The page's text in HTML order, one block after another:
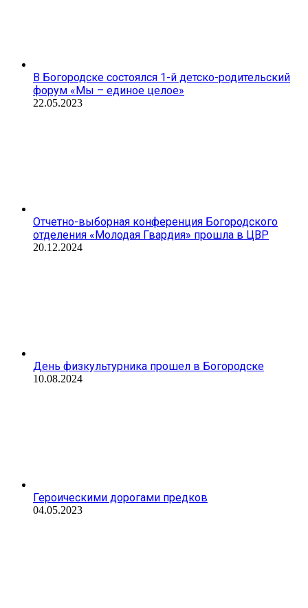
В Богородске состоялся 1-й детско-родительский
форум «Мы – единое целое»
22.05.2023
Отчетно-выборная конференция Богородского
отделения «Молодая Гвардия» прошла в ЦВР
20.12.2024
День физкультурника прошел в Богородске
10.08.2024
Героическими дорогами предков
04.05.2023